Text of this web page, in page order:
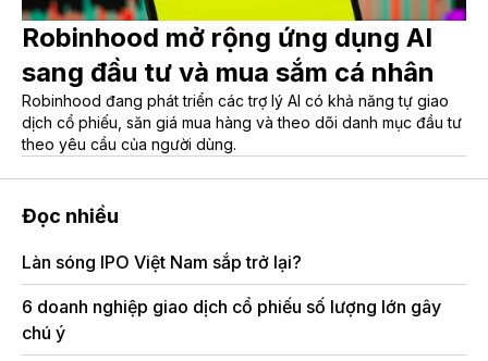
Robinhood mở rộng ứng dụng AI
sang đầu tư và mua sắm cá nhân
Robinhood đang phát triển các trợ lý AI có khả năng tự giao
dịch cổ phiếu, săn giá mua hàng và theo dõi danh mục đầu tư
theo yêu cầu của người dùng.
Đọc nhiều
Làn sóng IPO Việt Nam sắp trở lại?
6 doanh nghiệp giao dịch cổ phiếu số lượng lớn gây
chú ý